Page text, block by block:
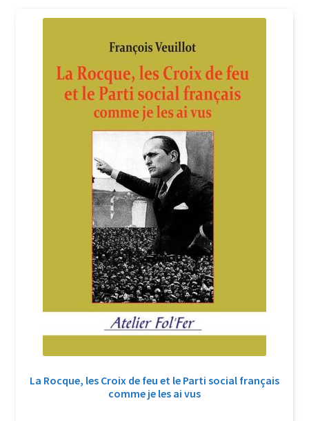
Listes d’Envies
Livres de Peter Randa
Livres de Philippe Randa
Login Customizer
Politique de confidentialité et cookies
Qui sommes-nous ?
Soutien à Philippe Randa
Suivi de la Commande
récent
plus
La Rocque, les Croix de feu et le Parti social français
comme je les ai vus